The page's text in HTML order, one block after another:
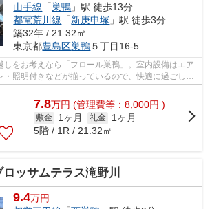
山手線 「巣鴨 」駅 徒歩13分
都電荒川線 「新庚申塚 」駅 徒歩3分
築32年 / 21.32㎡
東京都豊島区巣鴨５丁目16-5
しをお考えなら「フロール巣鴨」。室内設備はエア
・照明付きなどが揃っているので、快適に過ごしや
共用部にはエ...
7.8万円 (管理費等：8,000円 )
敷金 1ヶ月 礼金
1ヶ月
5階 / 1R / 21.32㎡
ロッサムテラス滝野川
9.4万円